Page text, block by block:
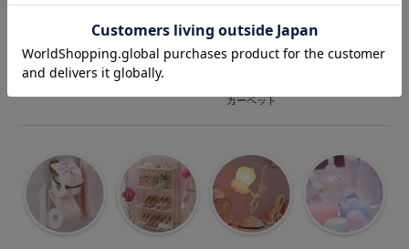
カーテン
カーペット